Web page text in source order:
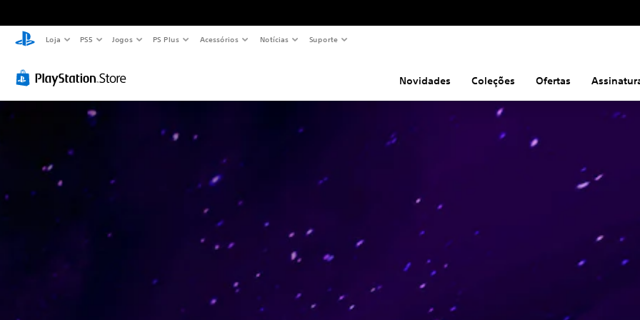
Loja PS5 Jogos PS Plus Acessórios Notícias Suporte
Novidades Coleções Ofertas